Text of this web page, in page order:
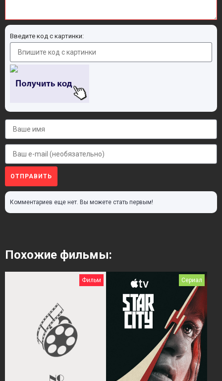
Введите код с картинки:
ОТПРАВИТЬ
Комментариев еще нет. Вы можете стать первым!
Похожие фильмы:
Фильм Сериал